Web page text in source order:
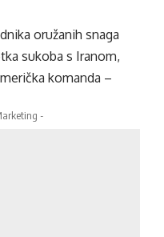
oružanih snaga
sukoba s Iranom,
komanda –
-